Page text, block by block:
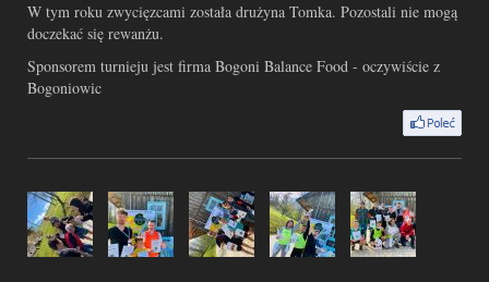
W tym roku zwycięzcami została drużyna Tomka. Pozostali nie mogą
doczekać się rewanżu.
Sponsorem turnieju jest firma Bogoni Balance Food - oczywiście z
Bogoniowic